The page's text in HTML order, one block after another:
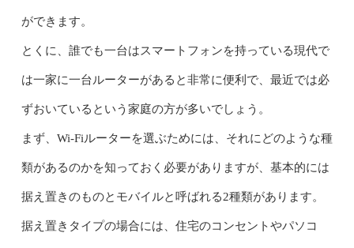
ができます。
とくに、誰でも一台はスマートフォンを持っている現代で
は一家に一台ルーターがあると非常に便利で、最近では必
ずおいているという家庭の方が多いでしょう。
まず、Wi-Fiルーターを選ぶためには、それにどのような種
類があるのかを知っておく必要がありますが、基本的には
据え置きのものとモバイルと呼ばれる2種類があります。
据え置きタイプの場合には、住宅のコンセントやパソコ